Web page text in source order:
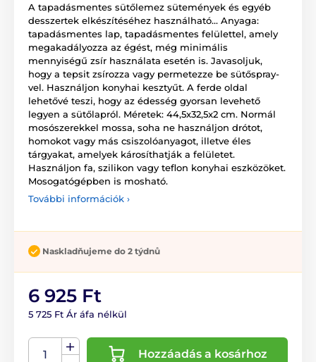
A tapadásmentes sütőlemez sütemények és egyéb
desszertek elkészítéséhez használható... Anyaga:
tapadásmentes lap, tapadásmentes felülettel, amely
megakadályozza az égést, még minimális
mennyiségű zsír használata esetén is. Javasoljuk,
hogy a tepsit zsírozza vagy permetezze be sütőspray-
vel. Használjon konyhai kesztyűt. A ferde oldal
lehetővé teszi, hogy az édesség gyorsan levehető
legyen a sütőlapról. Méretek: 44,5x32,5x2 cm. Normál
mosószerekkel mossa, soha ne használjon drótot,
homokot vagy más csiszolóanyagot, illetve éles
tárgyakat, amelyek károsíthatják a felületet.
Használjon fa, szilikon vagy teflon konyhai eszközöket.
Mosogatógépben is mosható.
További információk ›
Naskladňujeme do 2 týdnů
6 925 Ft
5 725 Ft Ár áfa nélkül
Hozzáadás a kosárhoz